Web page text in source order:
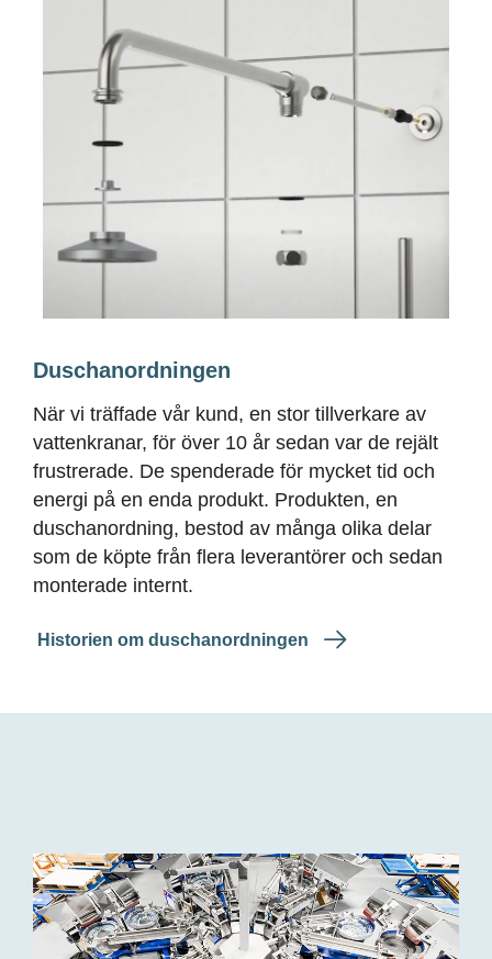
Duschanordningen
När vi träffade vår kund, en stor tillverkare av
vattenkranar, för över 10 år sedan var de rejält
frustrerade. De spenderade för mycket tid och
energi på en enda produkt. Produkten, en
duschanordning, bestod av många olika delar
som de köpte från flera leverantörer och sedan
monterade internt.
Historien om duschanordningen